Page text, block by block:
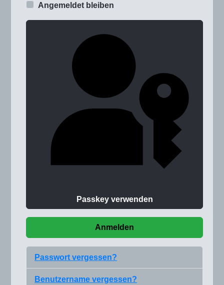
Angemeldet bleiben
Passkey verwenden
Anmelden
Passwort vergessen?
Benutzername vergessen?